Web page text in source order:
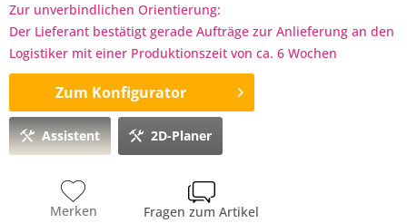
Zur unverbindlichen Orientierung:
Der Lieferant bestätigt gerade Aufträge zur Anlieferung an den
Logistiker mit einer Produktionszeit von ca. 6 Wochen
Zum Konfigurator
Assistent 2D-Planer
Merken Fragen zum Artikel